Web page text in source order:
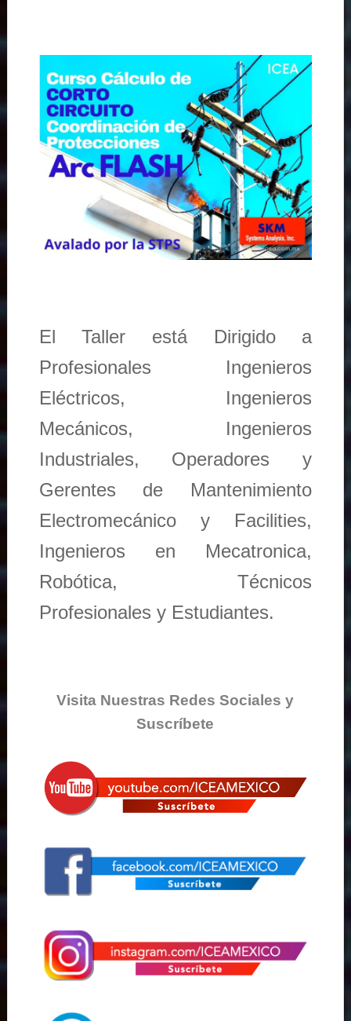
El Taller está Dirigido a
Profesionales Ingenieros
Eléctricos, Ingenieros
Mecánicos, Ingenieros
Industriales, Operadores y
Gerentes de Mantenimiento
Electromecánico y Facilities,
Ingenieros en Mecatronica,
Robótica, Técnicos
Profesionales y Estudiantes.
Visita Nuestras Redes Sociales y
Suscríbete